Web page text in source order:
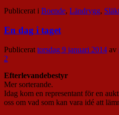
Publicerat i Boende, Ländrygg,
En dag i taget
Publicerat torsdag 9 januari 2014 av
2
Efterlevandebestyr
Mer sorterande.
Idag kom en representant för en
oss om vad som kan vara idé att